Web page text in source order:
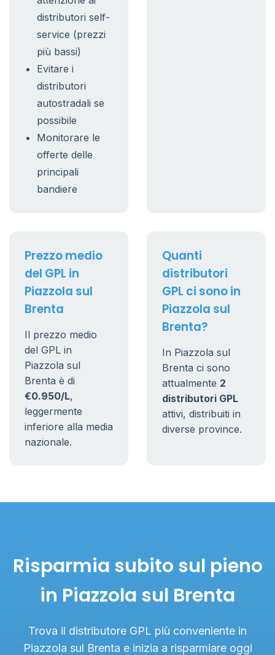
distributori self-
service (prezzi
più bassi)
Evitare i
distributori
autostradali se
possibile
Monitorare le
offerte delle
principali
bandiere
Prezzo medio
del GPL in
Piazzola sul
Brenta
Il prezzo medio
del GPL in
Piazzola sul
Brenta è di
€0.950/L,
leggermente
inferiore alla media
nazionale.
Quanti
distributori
GPL ci sono in
Piazzola sul
Brenta?
In Piazzola sul
Brenta ci sono
attualmente 2
distributori GPL
attivi, distribuiti in
diverse province.
Risparmia subito sul pieno
in Piazzola sul Brenta
Trova il distributore GPL più conveniente in
Piazzola sul Brenta e inizia a risparmiare oggi